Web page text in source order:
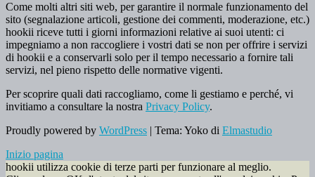
Come molti altri siti web, per garantire il normale funzionamento del
sito (segnalazione articoli, gestione dei commenti, moderazione, etc.)
hookii riceve tutti i giorni informazioni relative ai suoi utenti: ci
impegniamo a non raccogliere i vostri dati se non per offrire i servizi
di hookii e a conservarli solo per il tempo necessario a fornire tali
servizi, nel pieno rispetto delle normative vigenti.
Per scoprire quali dati raccogliamo, come li gestiamo e perché, vi
invitiamo a consultare la nostra Privacy Policy.
Proudly powered by WordPress | Tema: Yoko di Elmastudio
Inizio pagina
hookii utilizza cookie di terze parti per funzionare al meglio.